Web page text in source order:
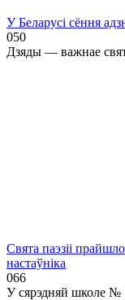
У Беларусі сёння
050
Дзяды — важнае
Свята паэзіі
настаўніка
066
У сярэдняй школе №